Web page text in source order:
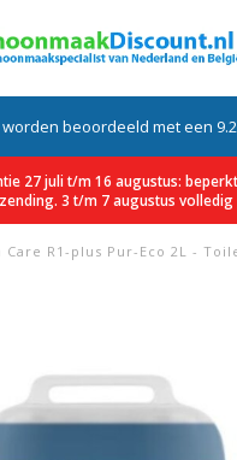
worden beoordeeld met een
27 juli t/m 16 augustus:
3 t/m 7 augustus volledig
Care R1-plus Pur-Eco 2L -